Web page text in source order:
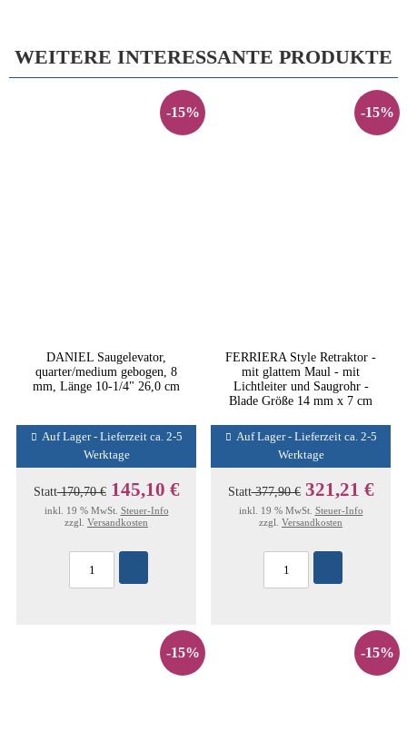
WEITERE INTERESSANTE PRODUKTE
-15%
DANIEL Saugelevator,
quarter/medium gebogen, 8
mm, Länge 10-1/4" 26,0 cm
Auf Lager - Lieferzeit ca. 2-5
Werktage
Statt170,70 € 145,10 €
inkl. 19 % MwSt. Steuer-Info
zzgl. Versandkosten
-15%
FERRIERA Style Retraktor -
mit glattem Maul - mit
Lichtleiter und Saugrohr -
Blade Größe 14 mm x 7 cm
Auf Lager - Lieferzeit ca. 2-5
Werktage
Statt377,90 € 321,21 €
inkl. 19 % MwSt. Steuer-Info
zzgl. Versandkosten
-15% -15%